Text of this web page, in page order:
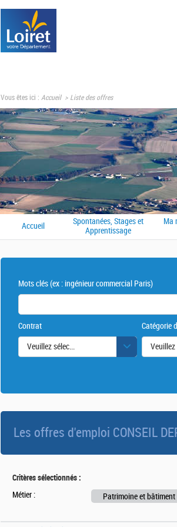
Vous êtes ici : Accueil Liste des offres
Accueil
Spontanées, Stages et
Apprentissage
Ma
Mots clés(ex : ingénieur commercial Paris)
Contrat
Veuillez sélectionner une ou des valeurs
Catégorie
Les offres d'emploi CONSEIL
Critères sélectionnés :
Métier : Patrimoine et bâtiment